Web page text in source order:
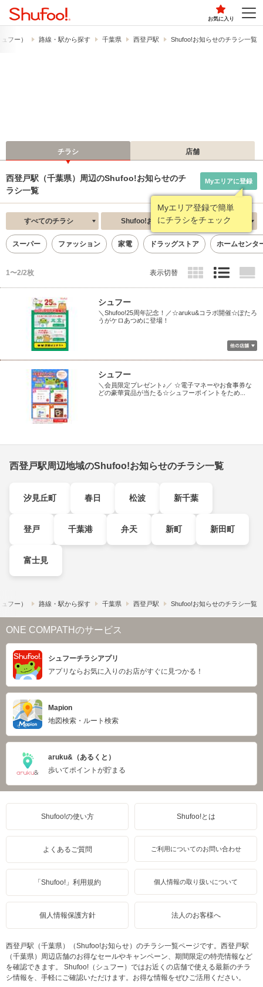
お気に入り
フー） 路線・駅から探す 千葉県 西登戸駅 Shufoo!お知らせのチラシ一覧
チラシ 店舗
西登戸駅（千葉県）周辺のShufoo!お知らせのチ
ラシ一覧
Myエリア登録で簡単
にチラシをチェック
Myエリアに登録
すべてのチラシ Shufoo!お知らせ 新着順
スーパー ファッション 家電 ドラッグストア ホームセンタ
1〜2/2枚 表示切替
シュフー
＼Shufoo!25周年記念！／☆aruku&コラボ開催☆ぽたろ
うがケロあつめに登場！
シュフー
＼会員限定プレゼント♪／ ☆電子マネーやお食事券な
どの豪華賞品が当たる☆シュフーポイントをため...
西登戸駅周辺地域のShufoo!お知らせのチラシ一覧
汐見丘町 春日 松波 新千葉
登戸 千葉港 弁天 新町 新田町
富士見
フー） 路線・駅から探す 千葉県 西登戸駅 Shufoo!お知らせのチラシ一覧
ONE COMPATHのサービス
シュフーチラシアプリ
アプリならお気に入りのお店がすぐに見つかる！
Mapion
地図検索・ルート検索
aruku&（あるくと）
歩いてポイントが貯まる
Shufoo!の使い方 Shufoo!とは
よくあるご質問 ご利用についてのお問い合わせ
「Shufoo!」利用規約 個人情報の取り扱いについて
個人情報保護方針 法人のお客様へ
西登戸駅（千葉県）（Shufoo!お知らせ）のチラシ一覧ページです。西登戸駅
（千葉県）周辺店舗のお得なセールやキャンペーン、期間限定の特売情報など
を確認できます。 Shufoo!（シュフー）ではお近くの店舗で使える最新のチラ
シ情報を、手軽にご確認いただけます。お得な情報をぜひご活用ください。